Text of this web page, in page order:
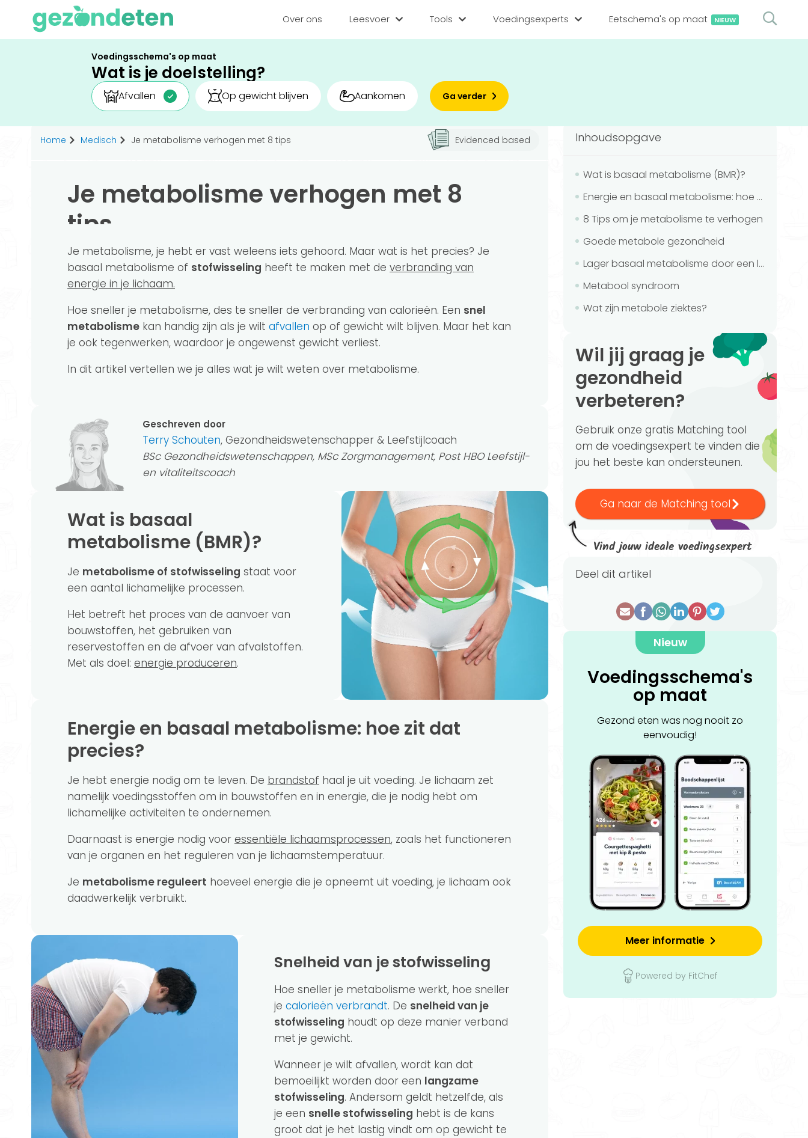
Over ons Leesvoer
Gezond leven
Tools
BMI berekenen
Caloriebehoefte berekenen
Ideale gewicht berekenen
Quiz
Voedingsexperts
Voor voedingsexperts
Bedrijf aanmelden
Eetschema's op maat NIEUW
Voedingsschema's op maat
Wat is je doelstelling?
Afvallen Op gewicht blijven Aankomen Ga verder
Home Medisch Je metabolisme verhogen met 8 tips Evidenced based
Je metabolisme verhogen met 8
tips
Je metabolisme, je hebt er vast weleens iets gehoord. Maar wat is het precies? Je
basaal metabolisme of stofwisseling heeft te maken met de verbranding van
energie in je lichaam.
Hoe sneller je metabolisme, des te sneller de verbranding van calorieën. Een snel
metabolisme kan handig zijn als je wilt afvallen op of gewicht wilt blijven. Maar het kan
je ook tegenwerken, waardoor je ongewenst gewicht verliest.
In dit artikel vertellen we je alles wat je wilt weten over metabolisme.
Geschreven door
Terry Schouten, Gezondheidswetenschapper & Leefstijlcoach
BSc Gezondheidswetenschappen, MSc Zorgmanagement, Post HBO Leefstijl-
en vitaliteitscoach
Wat is basaal
metabolisme (BMR)?
Je metabolisme of stofwisseling staat voor
een aantal lichamelijke processen.
Het betreft het proces van de aanvoer van
bouwstoffen, het gebruiken van
reservestoffen en de afvoer van afvalstoffen.
Met als doel: energie produceren.
Energie en basaal metabolisme: hoe zit dat
precies?
Je hebt energie nodig om te leven. De brandstof haal je uit voeding. Je lichaam zet
namelijk voedingsstoffen om in bouwstoffen en in energie, die je nodig hebt om
lichamelijke activiteiten te ondernemen.
Daarnaast is energie nodig voor essentiële lichaamsprocessen, zoals het functioneren
van je organen en het reguleren van je lichaamstemperatuur.
Je metabolisme reguleert hoeveel energie die je opneemt uit voeding, je lichaam ook
daadwerkelijk verbruikt.
Snelheid van je stofwisseling
Hoe sneller je metabolisme werkt, hoe sneller
je calorieën verbrandt. De snelheid van je
stofwisseling houdt op deze manier verband
met je gewicht.
Wanneer je wilt afvallen, wordt kan dat
bemoeilijkt worden door een langzame
stofwisseling. Andersom geldt hetzelfde, als
je een snelle stofwisseling hebt is de kans
groot dat je het lastig vindt om op gewicht te
Inhoudsopgave
Wat is basaal metabolisme (BMR)?
Energie en basaal metabolisme: hoe zit dat precies?
8 Tips om je metabolisme te verhogen
Goede metabole gezondheid
Lager basaal metabolisme door een lagere calorie inname?
Metabool syndroom
Wat zijn metabole ziektes?
Wil jij graag je
gezondheid
verbeteren?
Gebruik onze gratis Matching tool
om de voedingsexpert te vinden die
jou het beste kan ondersteunen.
Ga naar de Matching tool
Vind jouw ideale voedingsexpert
Deel dit artikel
Nieuw
Voedingsschema's
op maat
Gezond eten was nog nooit zo
eenvoudig!
Meer informatie
Powered by FitChef